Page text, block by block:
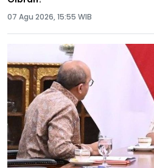
07 Agu 2026, 15:55 WIB